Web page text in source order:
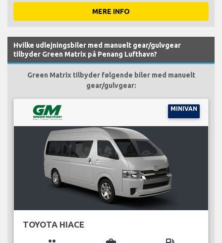
MERE INFO
Hvilke udlejningsbiler med manuelt gear/gulvgear
tilbyder Green Matrix på Penang Lufthavn?
Green Matrix tilbyder følgende biler med manuelt
gear/gulvgear:
MINIVAN
TOYOTA HIACE